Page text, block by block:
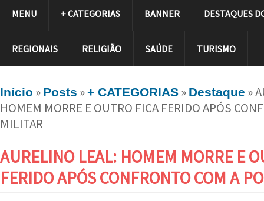
MENU + CATEGORIAS BANNER DESTAQUES
REGIONAIS RELIGIÃO SAÚDE TURISMO
Início » Posts »+ CATEGORIAS » Destaque »
HOMEM MORRE E OUTRO FICA FERIDO APÓS
MILITAR
AURELINO LEAL: HOMEM MORRE E
FERIDO APÓS CONFRONTO COM A